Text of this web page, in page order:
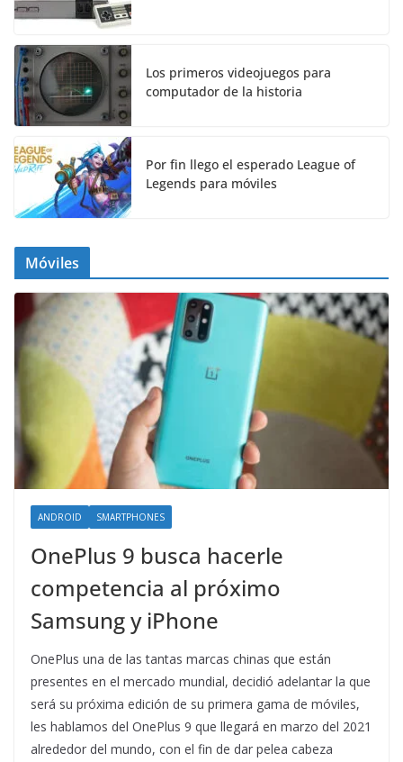
Los primeros videojuegos para
computador de la historia
Por fin llego el esperado League of
Legends para móviles
Móviles
ANDROID SMARTPHONES
OnePlus 9 busca hacerle
competencia al próximo
Samsung y iPhone
OnePlus una de las tantas marcas chinas que están
presentes en el mercado mundial, decidió adelantar la que
será su próxima edición de su primera gama de móviles,
les hablamos del OnePlus 9 que llegará en marzo del 2021
alrededor del mundo, con el fin de dar pelea cabeza